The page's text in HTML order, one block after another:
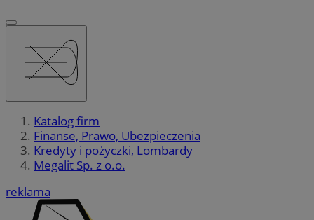
Katalog firm
Finanse, Prawo, Ubezpieczenia
Kredyty i pożyczki, Lombardy
Megalit Sp. z o.o.
reklama